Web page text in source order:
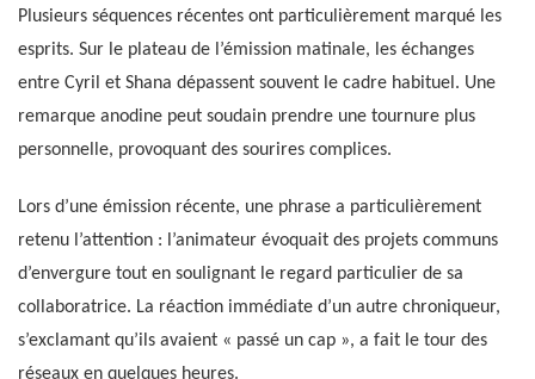
Plusieurs séquences récentes ont particulièrement marqué les
esprits. Sur le plateau de l’émission matinale, les échanges
entre Cyril et Shana dépassent souvent le cadre habituel. Une
remarque anodine peut soudain prendre une tournure plus
personnelle, provoquant des sourires complices.
Lors d’une émission récente, une phrase a particulièrement
retenu l’attention : l’animateur évoquait des projets communs
d’envergure tout en soulignant le regard particulier de sa
collaboratrice. La réaction immédiate d’un autre chroniqueur,
s’exclamant qu’ils avaient « passé un cap », a fait le tour des
réseaux en quelques heures.